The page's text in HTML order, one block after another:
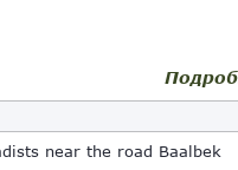
near the road Baalbek